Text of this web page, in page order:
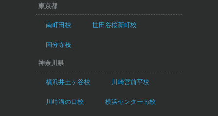
東京都
南町田校 世田谷桜新町校
国分寺校
神奈川県
横浜井土ヶ谷校 川崎宮前平校
川崎溝の口校 横浜センター南校